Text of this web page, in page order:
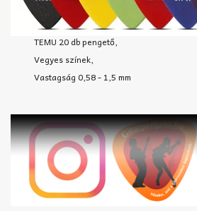
TEMU 20 db pengető,
Vegyes színek,
Vastagság 0,58 - 1,5 mm